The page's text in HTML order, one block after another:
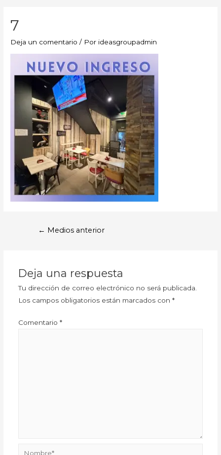
7
Deja un comentario / Por ideasgroupadmin
← Medios anterior
Deja una respuesta
Tu dirección de correo electrónico no será publicada.
Los campos obligatorios están marcados con *
Comentario *